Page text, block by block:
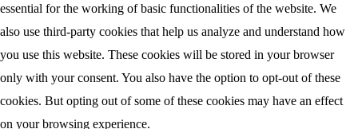
essential for the working of basic functionalities of the website. We
also use third-party cookies that help us analyze and understand how
you use this website. These cookies will be stored in your browser
only with your consent. You also have the option to opt-out of these
cookies. But opting out of some of these cookies may have an effect
on your browsing experience.